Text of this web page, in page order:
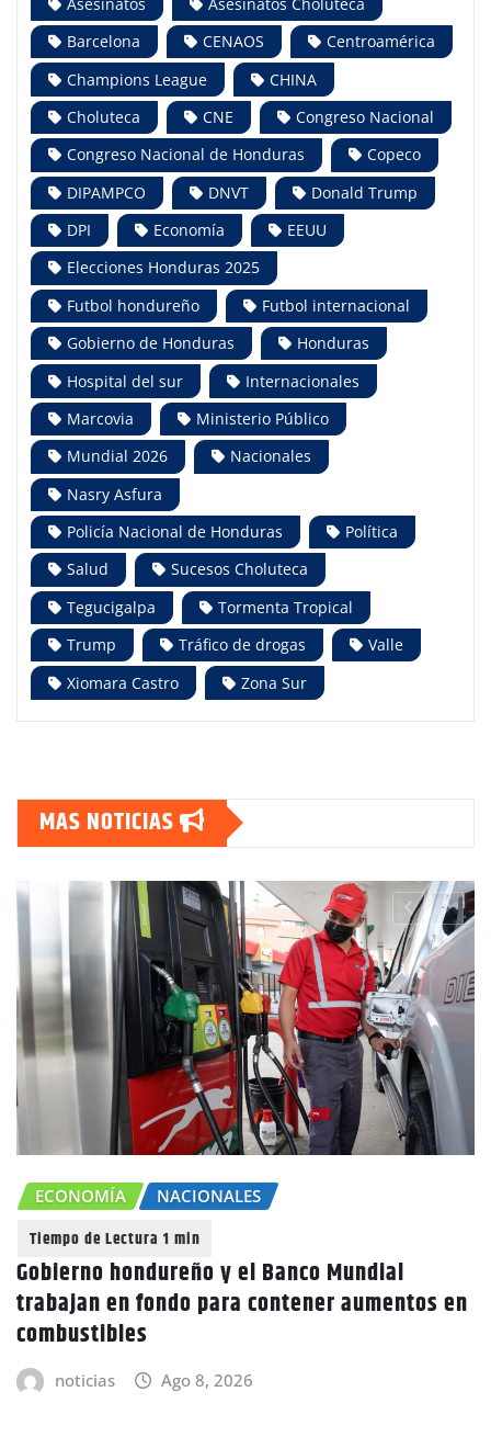
Barcelona
CENAOS
Centroamérica
Champions League
CHINA
Choluteca
CNE
Congreso Nacional
Congreso Nacional de Honduras
Copeco
DIPAMPCO
DNVT
Donald Trump
DPI
Economía
EEUU
Elecciones Honduras 2025
Futbol hondureño
Futbol internacional
Gobierno de Honduras
Honduras
Hospital del sur
Internacionales
Marcovia
Ministerio Público
Mundial 2026
Nacionales
Nasry Asfura
Policía Nacional de Honduras
Política
Salud
Sucesos Choluteca
Tegucigalpa
Tormenta Tropical
Trump
Tráfico de drogas
Valle
Xiomara Castro
Zona Sur
MAS NOTICIAS
ECONOMÍA NACIONALES
Gobierno hondureño y el Banco Mundial
trabajan en fondo para contener aumentos en
combustibles
noticias Ago 8, 2026